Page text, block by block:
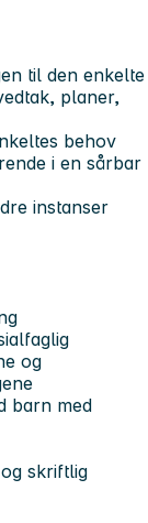
til den enkelte
planer,
behov
i en sårbar
instanser
og
barn med
skriftlig